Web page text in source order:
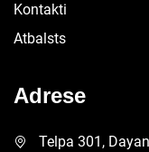
Kontakti
Atbalsts
Adrese
Telpa 301,